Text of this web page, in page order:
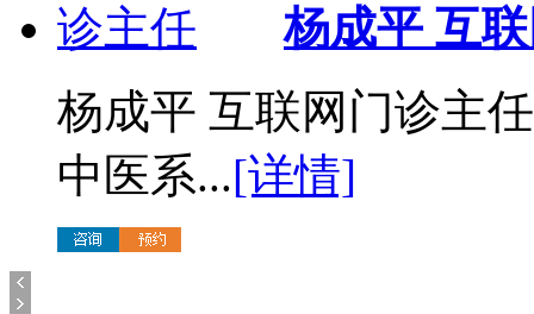
杨成平 互
杨成平 互联网门诊主
中医系...[详情]